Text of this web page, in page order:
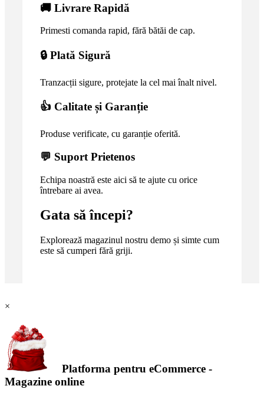
🚚 Livrare Rapidă
Primesti comanda rapid, fără bătăi de cap.
🔒 Plată Sigură
Tranzacții sigure, protejate la cel mai înalt nivel.
👍 Calitate și Garanție
Produse verificate, cu garanție oferită.
💬 Suport Prietenos
Echipa noastră este aici să te ajute cu orice
întrebare ai avea.
Gata să începi?
Explorează magazinul nostru demo și simte cum
este să cumperi fără griji.
×
Platforma pentru eCommerce -
Magazine online